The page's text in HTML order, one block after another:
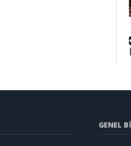
GENEL